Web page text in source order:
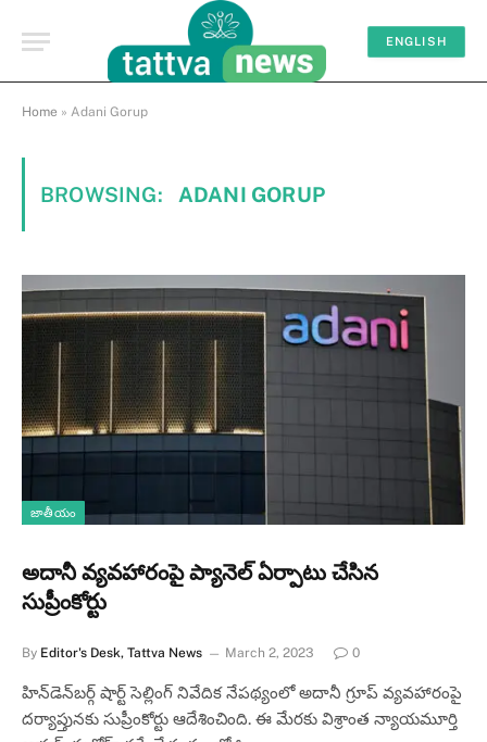
ENGLISH
Home » Adani Gorup
BROWSING: ADANI GORUP
జాతీయం
అదానీ వ్యవహారంపై ప్యానెల్ ఏర్పాటు చేసిన
సుప్రీంకోర్టు
By Editor's Desk, Tattva News March 2, 2023 0
హిన్​డెన్​బర్గ్​ షార్ట్​ సెల్లింగ్​ నివేదిక నేపథ్యంలో అదానీ గ్రూప్​ వ్యవహారంపై
దర్యాప్తునకు సుప్రీంకోర్టు ఆదేశించింది. ఈ మేరకు విశ్రాంత న్యాయమూర్తి